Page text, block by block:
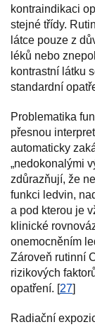
kontraindikaci
stejné třídy.
látce pouze z
léků nebo
kontrastní látku
standardní
Problematika
přesnou
automaticky
„nedokonalými
zdůrazňují, že
funkci ledvin,
a pod kterou je
klinické
onemocněním
Zároveň rutinní
rizikových
opatření. [27]
Radiační